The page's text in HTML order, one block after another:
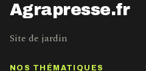
Agrapresse.fr
Site de jardin
NOS THÉMATIQUES